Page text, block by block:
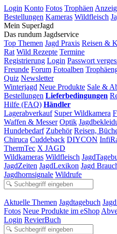
Login Konto Fotos Trophäen
Bestellungen Kameras Wildfleisch
Mein SuperJagd
Das rundum Jagdservice
Top Themen Jagd Praxis Reisen &
Rat Wild Rezepte Termine
Registrierung Login Passwort
Freunde Forum Fotoalben
Quiz Newsletter
Winterjagd Neue Produkte Sale &
Bestellungen Lieferbedingungen
Hilfe (FAQ) Händler
Lagerabverkauf Super Wildkamera
Waffen & Messer Optik
Hundebedarf Zubehör Reisen,
Chiruca Cuddeback DIYCON
ThermTec X JAGD
Wildkameras Wildfleisch
JagdZeiten JagdLexikon Jagd
Jagdhornsignale Wildrufe
Aktuelle Themen Jagdtagebuch
Fotos Neue Produkte im eShop
Login RevierBuch